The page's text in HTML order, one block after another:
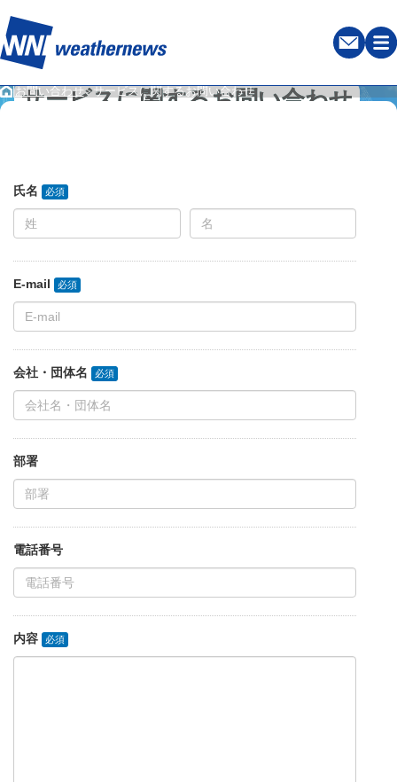
|お問い合わせ＞サービスに関するお問い合わせ
サービスに関するお問い合わせ